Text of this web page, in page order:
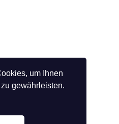
um Ihnen
gewährleisten.